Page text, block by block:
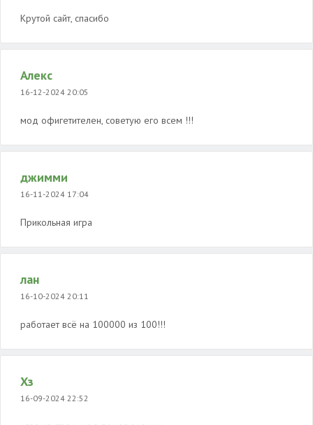
Крутой сайт, спасибо
Алекс
16-12-2024 20:05
мод офигетителен, советую его всем !!!
джимми
16-11-2024 17:04
Прикольная игра
лан
16-10-2024 20:11
работает всё на 100000 из 100!!!
Хз
16-09-2024 22:52